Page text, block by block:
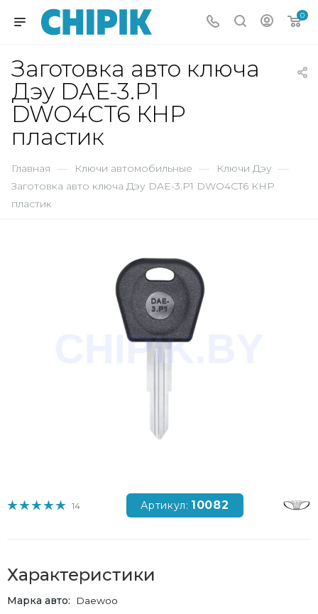
0
Заготовка авто ключа
Дэу DAE-3.P1
DWO4CT6 КНР
пластик
Главная — Ключи автомобильные — Ключи Дэу —
Заготовка авто ключа Дэу DAE-3.P1 DWO4CT6 КНР
пластик
14 Артикул: 10082
Характеристики
Марка авто
Daewoo